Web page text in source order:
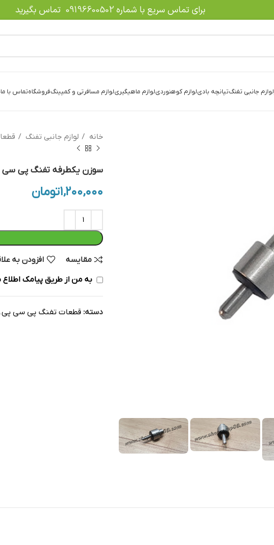
برای تماس سریع با شماره09196600502 تماس بگیرید
لوازم جانبی تفنگتپانچه بادیلوازم کوهنوردیلوازم ماهیگیریلوازم مسافرتی و کمپینگفروشگاهتماس با ما
خانه لوازم جانبی تفنگ
سوزن یکطرفه تفنگ پی سی
۱,۲۰۰,۰۰۰تومان
مقایسه افزودن به
به من از طریق پیامک اطلاع
دسته: قطعات تفنگ پی سی پی